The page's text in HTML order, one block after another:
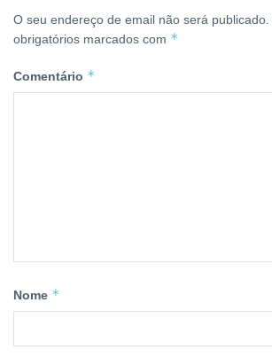
O seu endereço de email não será publicado.
obrigatórios marcados com *
Comentário *
Nome *